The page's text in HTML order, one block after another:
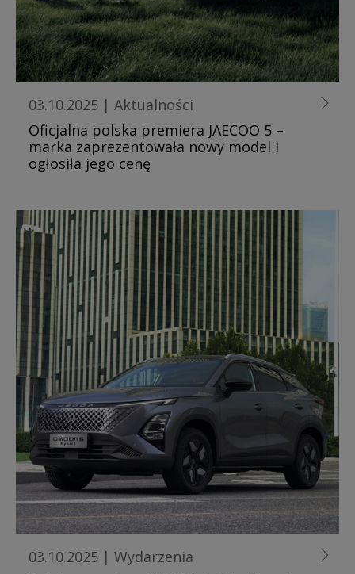
03.10.2025 | Aktualności
Oficjalna polska premiera JAECOO 5 –
marka zaprezentowała nowy model i
ogłosiła jego cenę
03.10.2025 | Wydarzenia